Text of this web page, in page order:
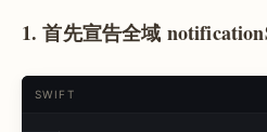
1. 首先宣告全域
SWIFT